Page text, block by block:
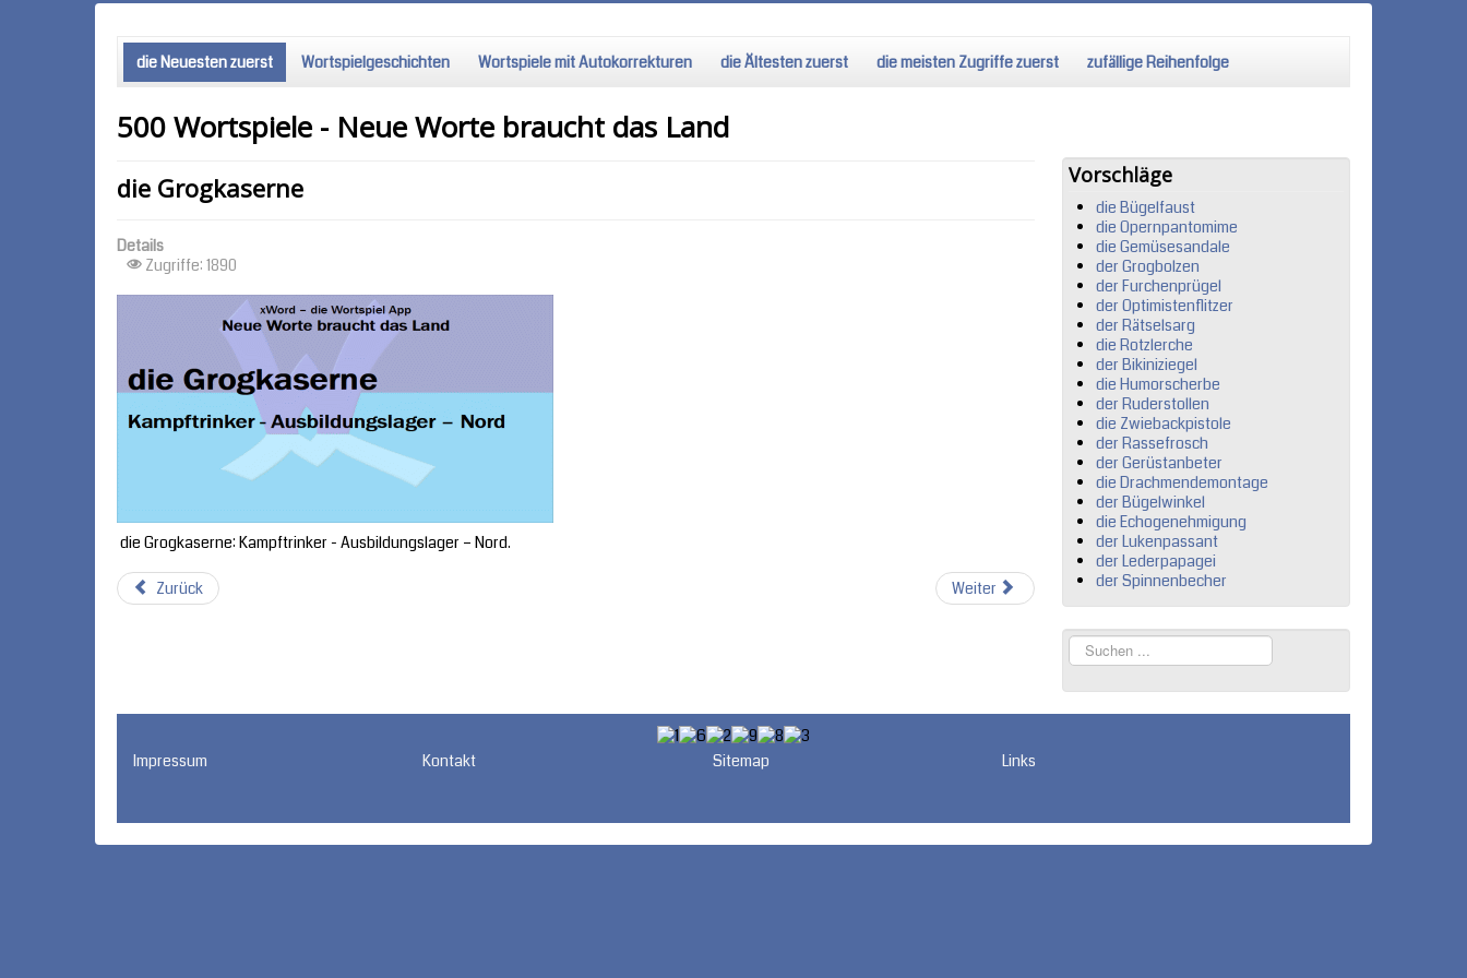
die Neuesten zuerst Wortspielgeschichten Wortspiele mit Autokorrekturen die Ältesten zuerst die meisten Zugriffe zuerst zufällige Reihenfolge
500 Wortspiele - Neue Worte braucht das Land
die Grogkaserne
Details
Zugriffe: 1890
die Grogkaserne: Kampftrinker - Ausbildungslager – Nord.
Zurück Weiter
Vorschläge
die Bügelfaust
die Opernpantomime
die Gemüsesandale
der Grogbolzen
der Furchenprügel
der Optimistenflitzer
der Rätselsarg
die Rotzlerche
der Bikiniziegel
die Humorscherbe
der Ruderstollen
die Zwiebackpistole
der Rassefrosch
der Gerüstanbeter
die Drachmendemontage
der Bügelwinkel
die Echogenehmigung
der Lukenpassant
der Lederpapagei
der Spinnenbecher
Suchen
...
Impressum Kontakt Sitemap Links